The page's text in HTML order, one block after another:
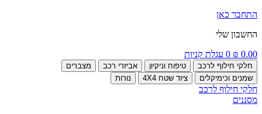
התחבר כאן
החשבון שלי
₪ 0.00
0 עגלת קניות
חלקי חילוף לרכב טיפוח וניקיון אביזרי רכב
מצברים
שמנים וכימיקלים
ציוד שטח 4X4 נורות
חלקי חילוף לרכב
מסננים